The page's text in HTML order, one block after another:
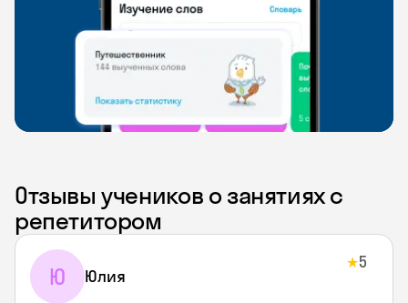
Отзывы учеников о занятиях с
репетитором
Ю Юлия
★5